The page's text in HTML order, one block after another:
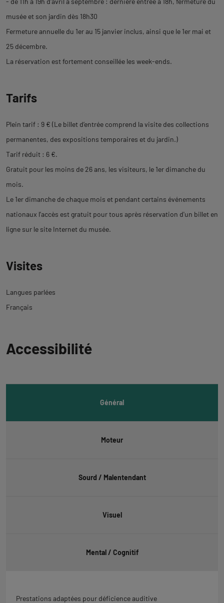
musée et son jardin dès 18h30
Fermeture annuelle du 1er au 15 janvier inclus, ainsi que le 1er mai et
25 décembre.
La réservation est fortement conseillée les week-ends.
Tarifs
Plein tarif : 9 € (Le billet d’entrée comprend la visite des collections
permanentes, des expositions temporaires et du jardin.)
Tarif réduit : 6 €.
Gratuit pour les moins de 26 ans, les visiteurs, le 1er dimanche du
mois.
Le 1er dimanche de chaque mois et pendant certains événements
nationaux l’accès est gratuit pour tous après réservation d'un billet en
ligne sur le site Internet du musée.
Visites
Langues parlées
Français
à
Accessibilité
Général
Moteur
Sourd / Malentendant
Visuel
Mental / Cognitif
Prestations adaptées pour déficience auditive